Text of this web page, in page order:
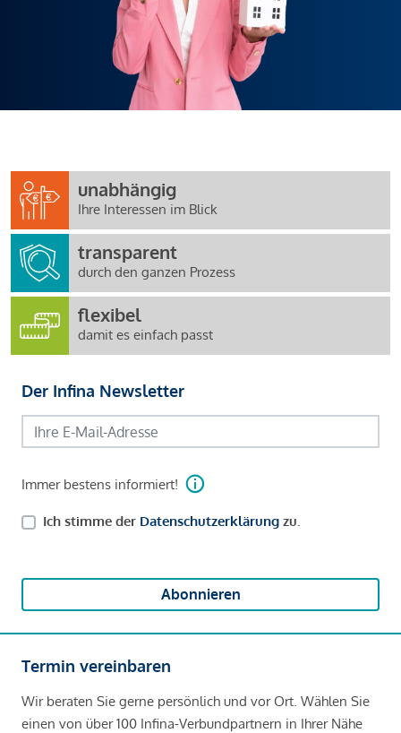
unabhängig
Ihre Interessen im Blick
transparent
durch den ganzen Prozess
flexibel
damit es einfach passt
Der Infina Newsletter
Immer bestens informiert!
Ich stimme der Datenschutzerklärung zu.
Abonnieren
Termin vereinbaren
Wir beraten Sie gerne persönlich und vor Ort. Wählen Sie
einen von über 100 Infina-Verbundpartnern in Ihrer Nähe